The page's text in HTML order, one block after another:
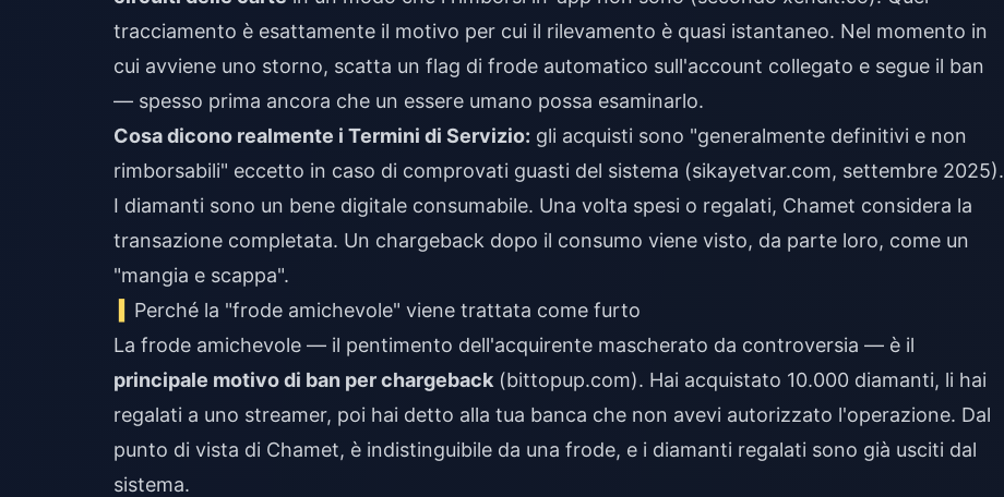
tracciamento è esattamente il motivo per cui il rilevamento è quasi istantaneo. Nel momento in
cui avviene uno storno, scatta un flag di frode automatico sull'account collegato e segue il ban
— spesso prima ancora che un essere umano possa esaminarlo.
Cosa dicono realmente i Termini di Servizio: gli acquisti sono "generalmente definitivi e non
rimborsabili" eccetto in caso di comprovati guasti del sistema (sikayetvar.com, settembre 2025).
I diamanti sono un bene digitale consumabile. Una volta spesi o regalati, Chamet considera la
transazione completata. Un chargeback dopo il consumo viene visto, da parte loro, come un
"mangia e scappa".
Perché la "frode amichevole" viene trattata come furto
La frode amichevole — il pentimento dell'acquirente mascherato da controversia — è il
principale motivo di ban per chargeback (bittopup.com). Hai acquistato 10.000 diamanti, li hai
regalati a uno streamer, poi hai detto alla tua banca che non avevi autorizzato l'operazione. Dal
punto di vista di Chamet, è indistinguibile da una frode, e i diamanti regalati sono già usciti dal
sistema.